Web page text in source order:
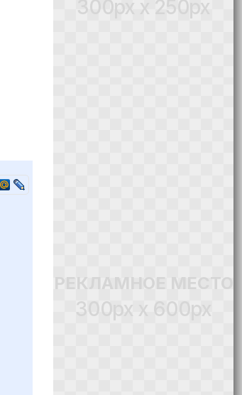
300px x 250px
РЕКЛАМНОЕ МЕСТО
300px x 600px